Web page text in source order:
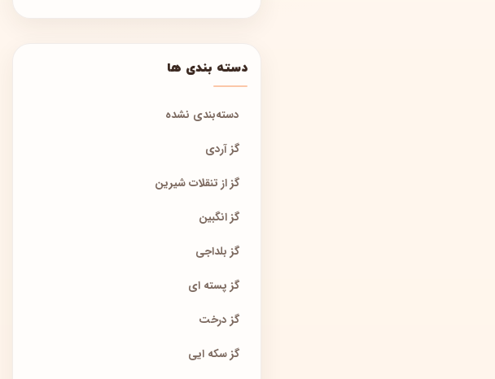
دسته بندی ها
دسته‌بندی نشده
گز آردی
گز از تنقلات شیرین
گز انگبین
گز بلداجی
گز پسته ای
گز درخت
گز سکه ایی